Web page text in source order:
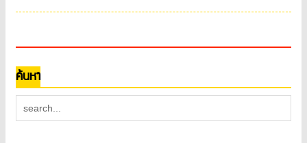
ค้นหา